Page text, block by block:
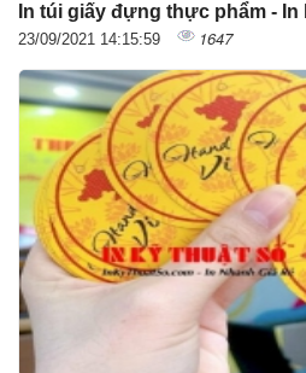
In túi giấy đựng thực phẩm -
23/09/2021 14:15:59 1647